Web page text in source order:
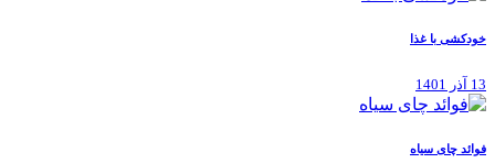
خودکشی با غذا
13 آذر 1401
فوائد چای سیاه